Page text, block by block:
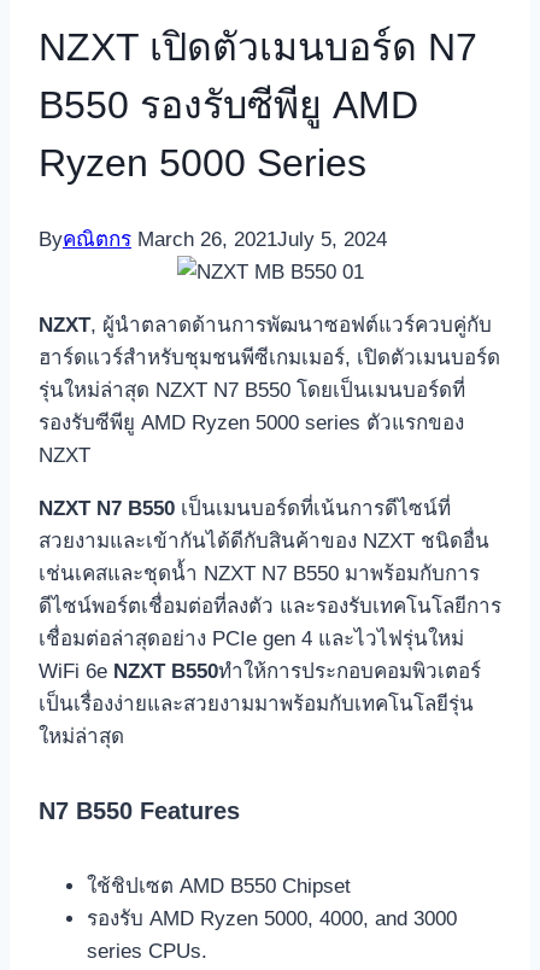
NZXT เปิดตัวเมนบอร์ด N7
B550 รองรับซีพียู AMD
Ryzen 5000 Series
Byคณิตกร March 26, 2021July 5, 2024
NZXT, ผู้นำตลาดด้านการพัฒนาซอฟต์แวร์ควบคู่กับ
ฮาร์ดแวร์สำหรับชุมชนพีซีเกมเมอร์, เปิดตัวเมนบอร์ด
รุ่นใหม่ล่าสุด NZXT N7 B550 โดยเป็นเมนบอร์ดที่
รองรับซีพียู AMD Ryzen 5000 series ตัวแรกของ
NZXT
NZXT N7 B550 เป็นเมนบอร์ดที่เน้นการดีไซน์ที่
สวยงามและเข้ากันได้ดีกับสินค้าของ NZXT ชนิดอื่น
เช่นเคสและชุดน้ำ NZXT N7 B550 มาพร้อมกับการ
ดีไซน์พอร์ตเชื่อมต่อที่ลงตัว และรองรับเทคโนโลยีการ
เชื่อมต่อล่าสุดอย่าง PCIe gen 4 และไวไฟรุ่นใหม่
WiFi 6e NZXT B550ทำให้การประกอบคอมพิวเตอร์
เป็นเรื่องง่ายและสวยงามมาพร้อมกับเทคโนโลยีรุ่น
ใหม่ล่าสุด
N7 B550 Features
ใช้ชิปเซต AMD B550 Chipset
รองรับ AMD Ryzen 5000, 4000, and 3000
series CPUs.